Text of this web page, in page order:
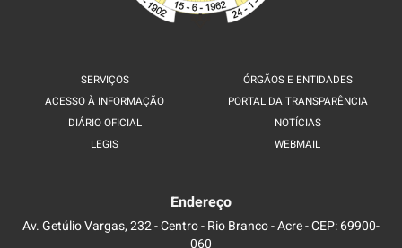
SERVIÇOS
ACESSO À INFORMAÇÃO
DIÁRIO OFICIAL
LEGIS
ÓRGÃOS E ENTIDADES
PORTAL DA TRANSPARÊNCIA
NOTÍCIAS
WEBMAIL
Endereço
Av. Getúlio Vargas, 232 - Centro - Rio Branco - Acre - CEP: 69900-
060